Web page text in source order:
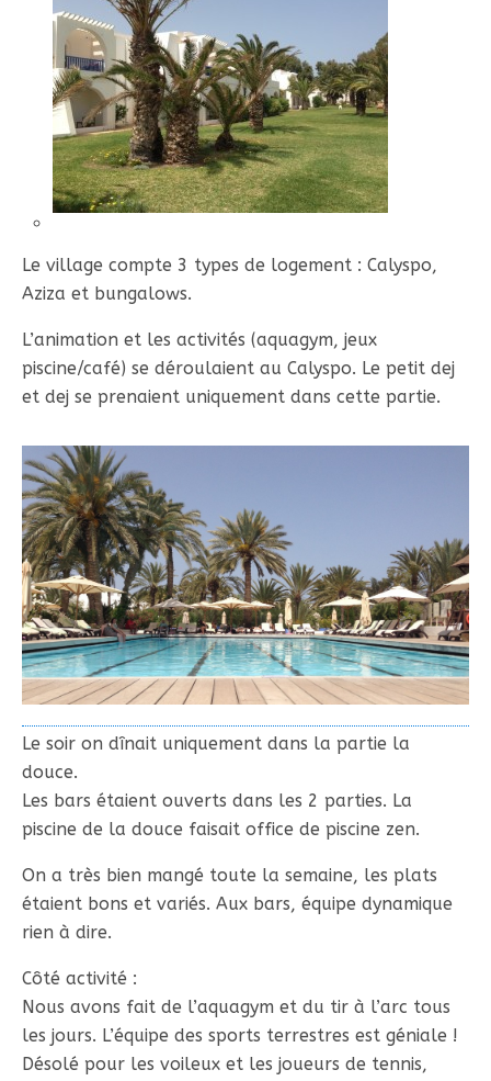
Le village compte 3 types de logement : Calyspo,
Aziza et bungalows.
L’animation et les activités (aquagym, jeux
piscine/café) se déroulaient au Calyspo. Le petit dej
et dej se prenaient uniquement dans cette partie.
Le soir on dînait uniquement dans la partie la
douce.
Les bars étaient ouverts dans les 2 parties. La
piscine de la douce faisait office de piscine zen.
On a très bien mangé toute la semaine, les plats
étaient bons et variés. Aux bars, équipe dynamique
rien à dire.
Côté activité :
Nous avons fait de l’aquagym et du tir à l’arc tous
les jours. L’équipe des sports terrestres est géniale !
Désolé pour les voileux et les joueurs de tennis,